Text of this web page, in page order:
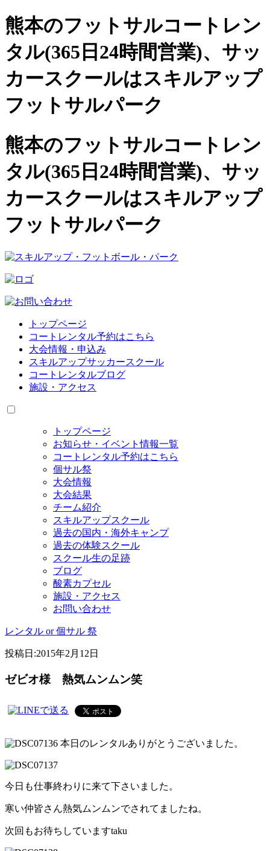
熊本のフットサルコートレン
タル(365日24時間営業)、 サッ
カースクールはスキルアップ
フットサルパーク
熊本のフットサルコートレン
タル(365日24時間営業)、サッ
カースクールはスキルアップ
フットサルパーク
トップページ
コートレンタル予約はこちら
大会情報・申込み
スキルアップサッカースクール
コートレンタルブログ
施設・アクセス
トップページ
お知らせ・イベント情報一覧
コートレンタル予約はこちら
個サル祭
大会情報
大会結果
チーム紹介
スキルアップスクール
過去の国内・海外キャンプ
過去の体験スクール
スクール生の足跡
ブログ
酸素カプセル
施設・アクセス
お問い合わせ
レンタル or 個サル 祭
投稿日:2015年2月12日
ゼビオ様 熱気ムンムン笑
本日のレンタルありがとうございました。
今日も仕事終わりに来て下さいました。
寒い仲皆さん熱気ムンムンでされてましたね。
次回もお待ちしていますtaku